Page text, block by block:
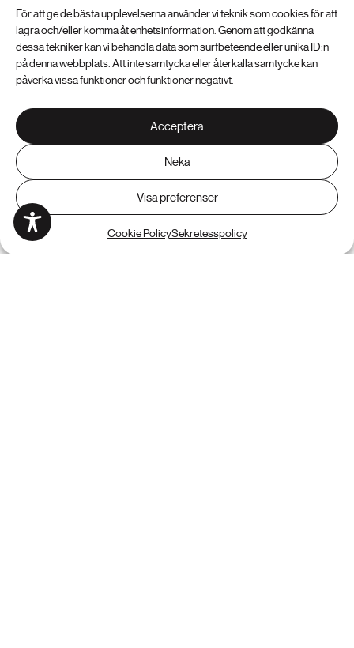
För att ge de bästa upplevelserna använder vi teknik som cookies för att
lagra och/eller komma åt enhetsinformation. Genom att godkänna
dessa tekniker kan vi behandla data som surfbeteende eller unika ID:n
på denna webbplats. Att inte samtycka eller återkalla samtycke kan
påverka vissa funktioner och funktioner negativt.
Acceptera
Neka
Visa preferenser
Cookie PolicySekretesspolicy
Ny webbplats som lyfter tryggare köp
av bostadsrätter
Analyskollen